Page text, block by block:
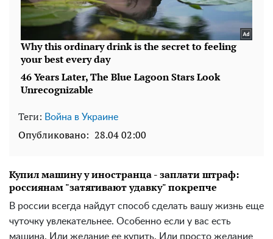
Теги: Война в Украине
Опубликовано: 28.04 02:00
Купил машину у иностранца - заплати штраф:
россиянам "затягивают удавку" покрепче
В россии всегда найдут способ сделать вашу жизнь еще
чуточку увлекательнее. Особенно если у вас есть
машина. Или желание ее купить. Или просто желание